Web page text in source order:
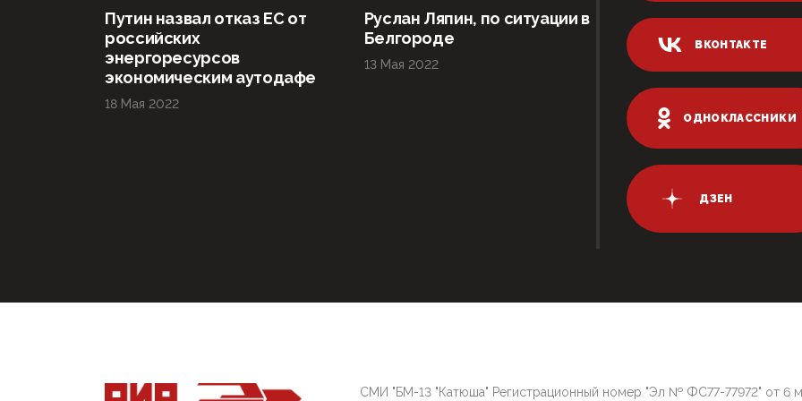
Путин назвал отказ ЕС от
российских
энергоресурсов
экономическим аутодафе
18 Мая 2022
Руслан Ляпин, по ситуации в
Белгороде
13 Мая 2022
ВКОНТАКТЕ
ОДНОКЛАССНИКИ
ДЗЕН
СМИ "БМ-13 "Катюша" Регистрационный номер "Эл № ФС77-77972" от 6